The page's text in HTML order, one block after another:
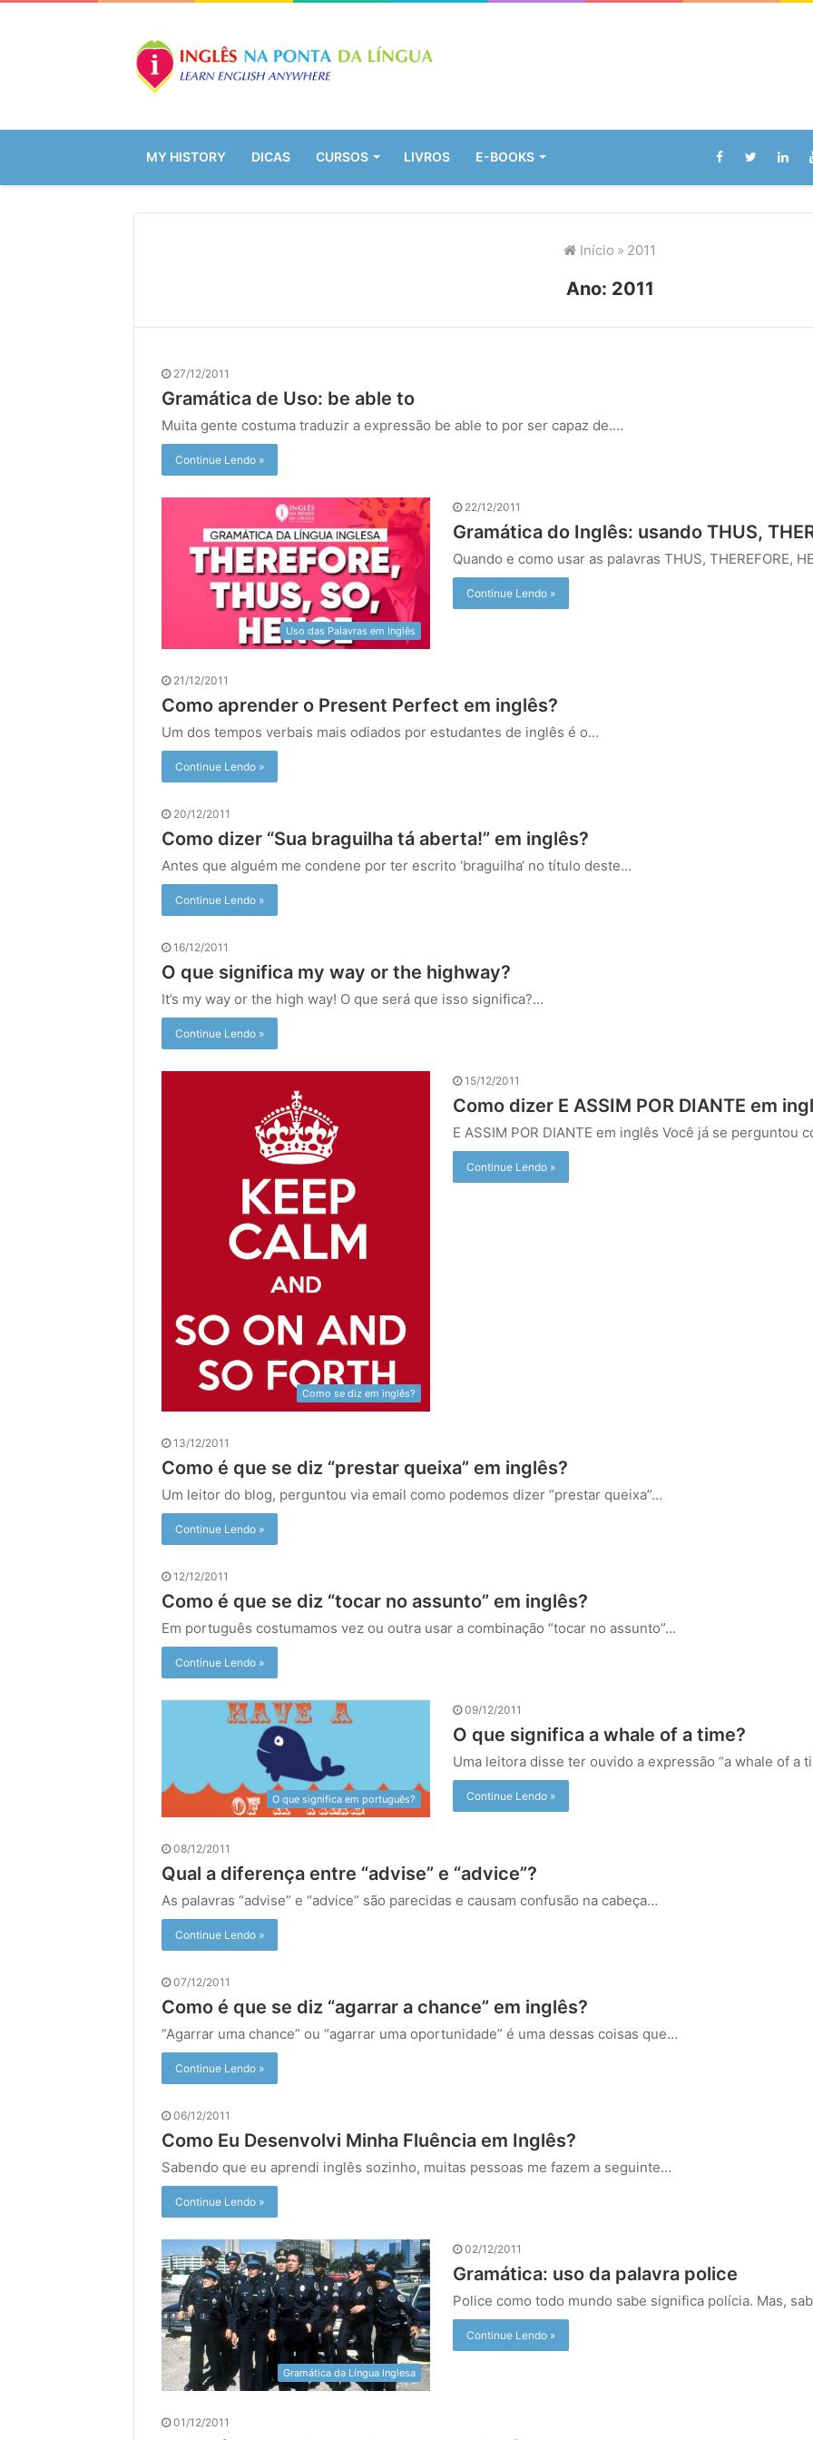
MY HISTORY DICAS CURSOS LIVROS E-BOOKS
Início » 2011
Ano: 2011
27/12/2011
Gramática de Uso: be able to
Muita gente costuma traduzir a expressão be able to por ser capaz de.…
Continue Lendo »
Uso das Palavras em Inglês
22/12/2011
Gramática do Inglês: usando THUS,
Quando e como usar as palavras THUS, THEREFORE,
Continue Lendo »
21/12/2011
Como aprender o Present Perfect em inglês?
Um dos tempos verbais mais odiados por estudantes de inglês é o…
Continue Lendo »
20/12/2011
Como dizer “Sua braguilha tá aberta!” em inglês?
Antes que alguém me condene por ter escrito ‘braguilha‘ no título deste…
Continue Lendo »
16/12/2011
O que significa my way or the highway?
It’s my way or the high way! O que será que isso significa?…
Continue Lendo »
Como se diz em inglês?
15/12/2011
Como dizer E ASSIM POR DIANTE em
E ASSIM POR DIANTE em inglês Você já se perguntou
Continue Lendo »
13/12/2011
Como é que se diz “prestar queixa” em inglês?
Um leitor do blog, perguntou via email como podemos dizer “prestar queixa”…
Continue Lendo »
12/12/2011
Como é que se diz “tocar no assunto” em inglês?
Em português costumamos vez ou outra usar a combinação “tocar no assunto”…
Continue Lendo »
O que significa em português?
09/12/2011
O que significa a whale of a time?
Uma leitora disse ter ouvido a expressão “a whale of a
Continue Lendo »
08/12/2011
Qual a diferença entre “advise” e “advice”?
As palavras “advise” e “advice” são parecidas e causam confusão na cabeça…
Continue Lendo »
07/12/2011
Como é que se diz “agarrar a chance” em inglês?
“Agarrar uma chance” ou “agarrar uma oportunidade” é uma dessas coisas que…
Continue Lendo »
06/12/2011
Como Eu Desenvolvi Minha Fluência em Inglês?
Sabendo que eu aprendi inglês sozinho, muitas pessoas me fazem a seguinte…
Continue Lendo »
Gramática da Língua Inglesa
02/12/2011
Gramática: uso da palavra police
Police como todo mundo sabe significa polícia. Mas,
Continue Lendo »
01/12/2011